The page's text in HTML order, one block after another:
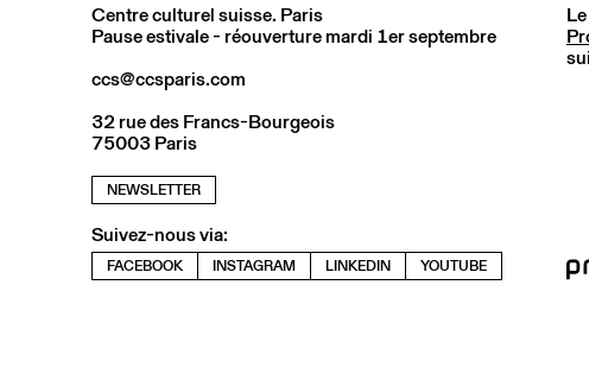
Centre culturel suisse. Paris
Pause estivale - réouverture mardi 1er septembre
ccs@ccsparis.com
32 rue des Francs-Bourgeois
75003 Paris
NEWSLETTER
Suivez-nous via:
FACEBOOK INSTAGRAM LINKEDIN YOUTUBE